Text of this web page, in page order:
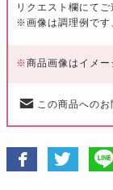
リクエスト欄にてご
※画像は調理例です
※商品画像はイメー
この商品への